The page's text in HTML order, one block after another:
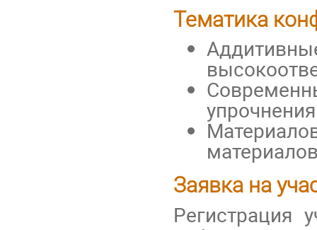
Тематика
Заявка на
Регистрация